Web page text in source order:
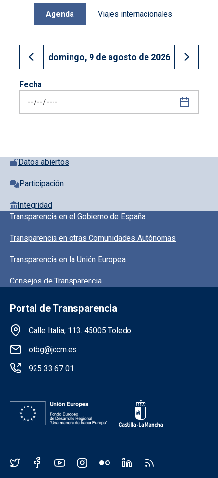
Agenda Viajes internacionales
Ir al día anterior
domingo, 9 de agosto de 2026
Ir al día
Fecha
Pie de página con iconos
Datos abiertos
Participación
Integridad
Pie de pagina información
Transparencia en el Gobierno de España
Transparencia en otras Comunidades Autónomas
Transparencia en la Unión Europea
Consejos de Transparencia
Portal de Transparencia
Información de la institución
Calle Italia, 113. 45005 Toledo
otbg@jccm.es
925 33 67 01
Redes sociales JCCM